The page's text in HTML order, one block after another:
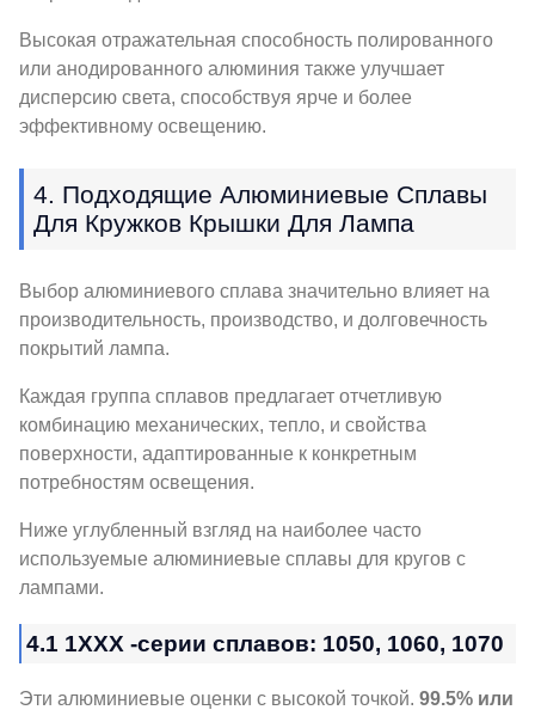
Высокая отражательная способность полированного
или анодированного алюминия также улучшает
дисперсию света, способствуя ярче и более
эффективному освещению.
4. Подходящие Алюминиевые Сплавы
Для Кружков Крышки Для Лампа
Выбор алюминиевого сплава значительно влияет на
производительность, производство, и долговечность
покрытий лампа.
Каждая группа сплавов предлагает отчетливую
комбинацию механических, тепло, и свойства
поверхности, адаптированные к конкретным
потребностям освещения.
Ниже углубленный взгляд на наиболее часто
используемые алюминиевые сплавы для кругов с
лампами.
4.1 1XXX -серии сплавов: 1050, 1060, 1070
Эти алюминиевые оценки с высокой точкой. 99.5% или